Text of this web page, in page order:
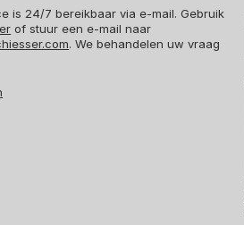
is 24/7 bereikbaar via e-mail. Gebruik
of stuur een e-mail naar
. We behandelen uw vraag